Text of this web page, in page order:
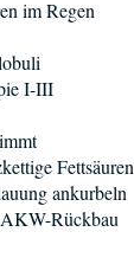
im Regen
I-III
Fettsäuren
ankurbeln
Rückbau